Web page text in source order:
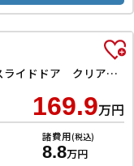
ストライプスG バックカメラ 両側電動スライドドア クリアランスソナー 衝突被害軽減システム オートライト LEDヘッドランプ スマートキー アイドリングストップ 電動格納ミラー シートヒーター ベンチシート CVT
169.9万円
諸費用(税込)
8.8万円